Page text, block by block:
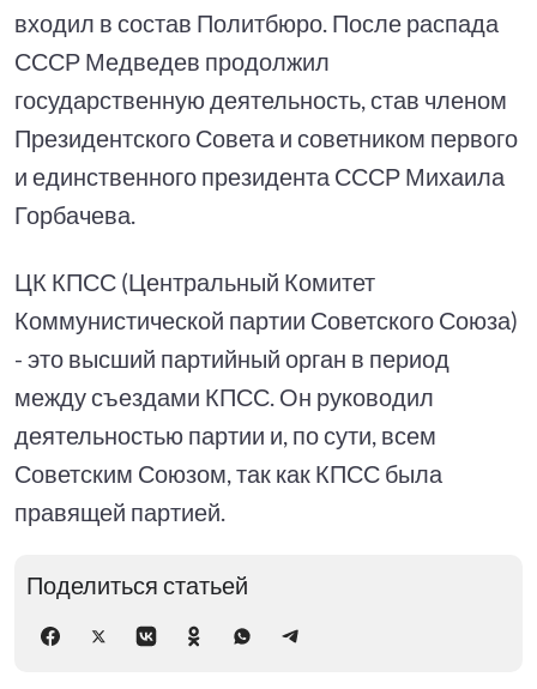
входил в состав Политбюро. После распада
СССР Медведев продолжил
государственную деятельность, став членом
Президентского Совета и советником первого
и единственного президента СССР Михаила
Горбачева.
ЦК КПСС (Центральный Комитет
Коммунистической партии Советского Союза)
- это высший партийный орган в период
между съездами КПСС. Он руководил
деятельностью партии и, по сути, всем
Советским Союзом, так как КПСС была
правящей партией.
Поделиться статьей